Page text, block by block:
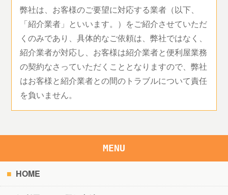
弊社は、お客様のご要望に対応する業者（以下、
「紹介業者」といいます。）をご紹介させていただ
くのみであり、具体的なご依頼は、弊社ではなく、
紹介業者が対応し、お客様は紹介業者と便利屋業務
の契約なさっていただくこととなりますので、弊社
はお客様と紹介業者との間のトラブルについて責任
を負いません。
MENU
HOME